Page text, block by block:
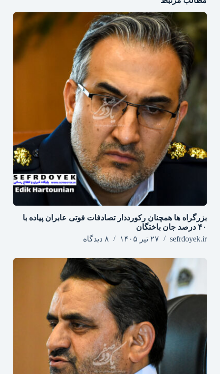
بزرگراه‌ ها همچنان رکورددار تصادفات فوتی عابران پیاده با
۴۰ درصد جان‌ باختگان
sefrdoyek.ir
۲۷ تیر ۱۴۰۵ ۸ دیدگاه